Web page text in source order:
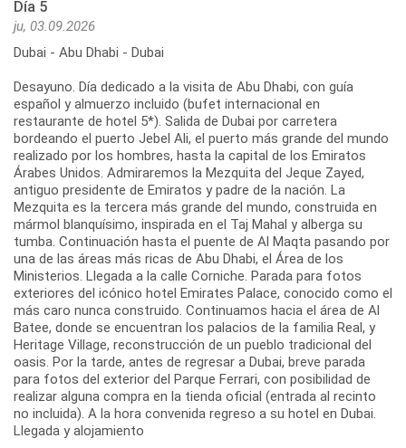
Día 5
ju, 03.09.2026
Dubai - Abu Dhabi - Dubai
Desayuno. Día dedicado a la visita de Abu Dhabi, con guía
español y almuerzo incluido (bufet internacional en
restaurante de hotel 5*). Salida de Dubai por carretera
bordeando el puerto Jebel Ali, el puerto más grande del mundo
realizado por los hombres, hasta la capital de los Emiratos
Árabes Unidos. Admiraremos la Mezquita del Jeque Zayed,
antiguo presidente de Emiratos y padre de la nación. La
Mezquita es la tercera más grande del mundo, construida en
mármol blanquísimo, inspirada en el Taj Mahal y alberga su
tumba. Continuación hasta el puente de Al Maqta pasando por
una de las áreas más ricas de Abu Dhabi, el Área de los
Ministerios. Llegada a la calle Corniche. Parada para fotos
exteriores del icónico hotel Emirates Palace, conocido como el
más caro nunca construido. Continuamos hacia el área de Al
Batee, donde se encuentran los palacios de la familia Real, y
Heritage Village, reconstrucción de un pueblo tradicional del
oasis. Por la tarde, antes de regresar a Dubai, breve parada
para fotos del exterior del Parque Ferrari, con posibilidad de
realizar alguna compra en la tienda oficial (entrada al recinto
no incluida). A la hora convenida regreso a su hotel en Dubai.
Llegada y alojamiento